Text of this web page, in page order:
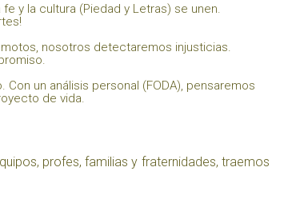
y la cultura (Piedad y Letras) se unen.
nosotros detectaremos injusticias.
un análisis personal (FODA), pensaremos
de vida.
profes, familias y fraternidades, traemos